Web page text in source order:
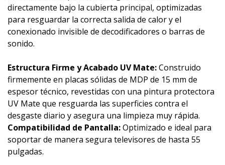
directamente bajo la cubierta principal, optimizadas
para resguardar la correcta salida de calor y el
conexionado invisible de decodificadores o barras de
sonido.
Estructura Firme y Acabado UV Mate:Construido
firmemente en placas sólidas de MDP de 15 mm de
espesor técnico, revestidas con una pintura protectora
UV Mate que resguarda las superficies contra el
desgaste diario y asegura una limpieza muy rápida.
Compatibilidad de Pantalla:Optimizado e ideal para
soportar de manera segura televisores de hasta 55
pulgadas.